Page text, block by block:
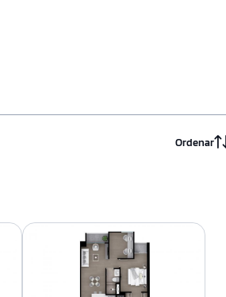
Ordenar